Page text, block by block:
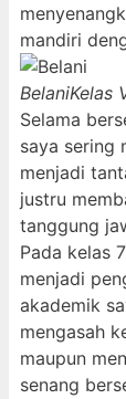
mandiri
BelaniKelas
Selama
saya sering
menjadi
justru
tanggung
Pada kelas
menjadi
akademik
mengasah
maupun
senang